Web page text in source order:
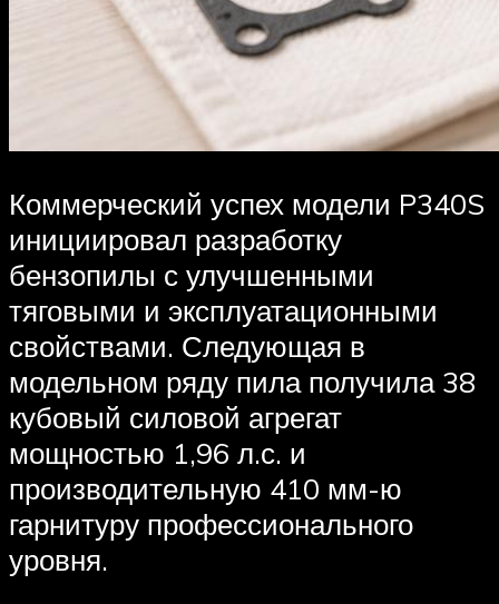
Коммерческий успех модели P340S
инициировал разработку
бензопилы с улучшенными
тяговыми и эксплуатационными
свойствами. Следующая в
модельном ряду пила получила 38
кубовый силовой агрегат
мощностью 1,96 л.с. и
производительную 410 мм-ю
гарнитуру профессионального
уровня.